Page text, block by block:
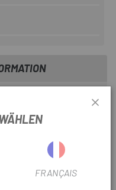
Unterschied macht.
können Ihren
FRANÇAIS